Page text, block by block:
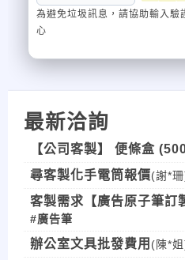
為避免垃圾訊息，請協助輸入驗
心
最新洽詢
【公司客製】 便條盒
尋客製化手電筒報價(謝*
客製需求【廣告原子筆訂
#廣告筆
辦公室文具批發費用 (陳*